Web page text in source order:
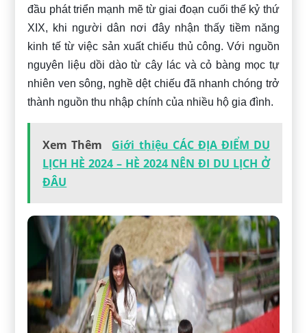
đầu phát triển mạnh mẽ từ giai đoạn cuối thế kỷ thứ
XIX, khi người dân nơi đây nhận thấy tiềm năng
kinh tế từ việc sản xuất chiếu thủ công. Với nguồn
nguyên liệu dồi dào từ cây lác và cỏ bàng mọc tự
nhiên ven sông, nghề dệt chiếu đã nhanh chóng trở
thành nguồn thu nhập chính của nhiều hộ gia đình.
Xem Thêm
Giới thiệu CÁC ĐỊA ĐIỂM DU
LỊCH HÈ 2024 – HÈ 2024 NÊN ĐI DU LỊCH Ở
ĐÂU